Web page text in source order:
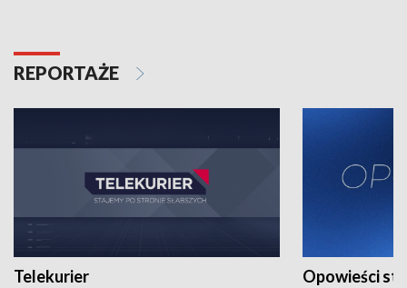
REPORTAŻE
Telekurier Opowieści